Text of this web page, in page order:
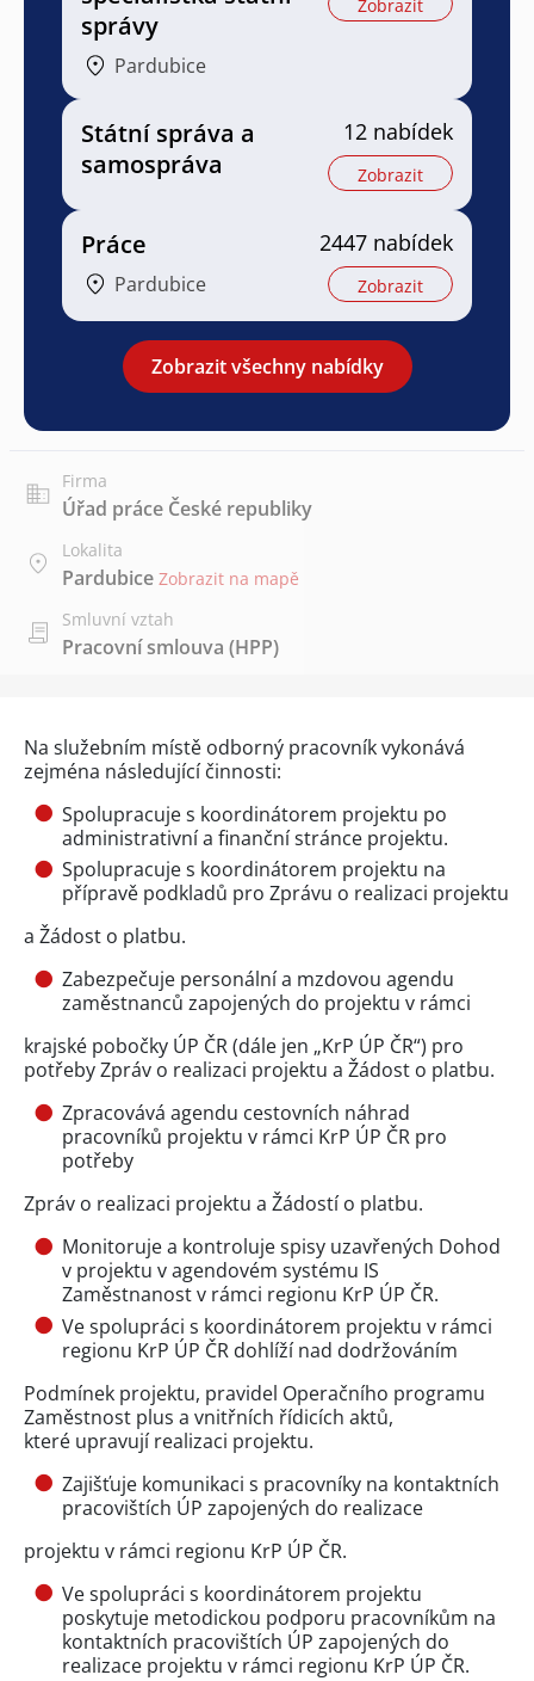
správy
Pardubice
Zobrazit
Státní správa a
samospráva
12 nabídek
Zobrazit
Práce
Pardubice
2447 nabídek
Zobrazit
Zobrazit všechny nabídky
Firma
Úřad práce České republiky
Lokalita
Pardubice Zobrazit na mapě
Smluvní vztah
Pracovní smlouva (HPP)
Na služebním místě odborný pracovník vykonává
zejména následující činnosti:
Spolupracuje s koordinátorem projektu po
administrativní a finanční stránce projektu.
Spolupracuje s koordinátorem projektu na
přípravě podkladů pro Zprávu o realizaci projektu
a Žádost o platbu.
Zabezpečuje personální a mzdovou agendu
zaměstnanců zapojených do projektu v rámci
krajské pobočky ÚP ČR (dále jen „KrP ÚP ČR“) pro
potřeby Zpráv o realizaci projektu a Žádost o platbu.
Zpracovává agendu cestovních náhrad
pracovníků projektu v rámci KrP ÚP ČR pro
potřeby
Zpráv o realizaci projektu a Žádostí o platbu.
Monitoruje a kontroluje spisy uzavřených Dohod
v projektu v agendovém systému IS
Zaměstnanost v rámci regionu KrP ÚP ČR.
Ve spolupráci s koordinátorem projektu v rámci
regionu KrP ÚP ČR dohlíží nad dodržováním
Podmínek projektu, pravidel Operačního programu
Zaměstnost plus a vnitřních řídicích aktů,
které upravují realizaci projektu.
Zajišťuje komunikaci s pracovníky na kontaktních
pracovištích ÚP zapojených do realizace
projektu v rámci regionu KrP ÚP ČR.
Ve spolupráci s koordinátorem projektu
poskytuje metodickou podporu pracovníkům na
kontaktních pracovištích ÚP zapojených do
realizace projektu v rámci regionu KrP ÚP ČR.